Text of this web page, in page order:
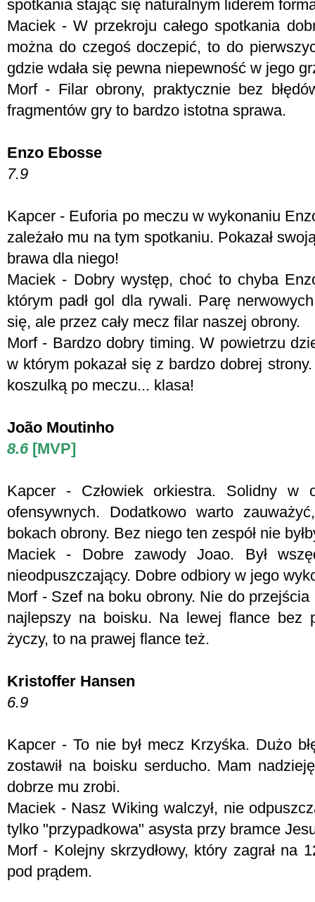
spotkania stając się naturalnym liderem
Maciek - W przekroju całego spotkania
można do czegoś doczepić, to do
gdzie wdała się pewna niepewność w jego
Morf - Filar obrony, praktycznie bez
fragmentów gry to bardzo istotna sprawa.
Enzo Ebosse
7.9
Kapcer - Euforia po meczu w wykonaniu
zależało mu na tym spotkaniu. Pokazał
brawa dla niego!
Maciek - Dobry występ, choć to chyba
którym padł gol dla rywali. Parę
się, ale przez cały mecz filar naszej obrony.
Morf - Bardzo dobry timing. W powietrzu
w którym pokazał się z bardzo dobrej
koszulką po meczu... klasa!
João Moutinho
8.6[MVP]
Kapcer - Człowiek orkiestra. Solidny w
ofensywnych. Dodatkowo warto
bokach obrony. Bez niego ten zespół nie
Maciek - Dobre zawody Joao. Był
nieodpuszczający. Dobre odbiory w jego
Morf - Szef na boku obrony. Nie do
najlepszy na boisku. Na lewej flance bez
życzy, to na prawej flance też.
Kristoffer Hansen
6.9
Kapcer - To nie był mecz Krzyśka. Dużo
zostawił na boisku serducho. Mam
dobrze mu zrobi.
Maciek - Nasz Wiking walczył, nie
tylko "przypadkowa" asysta przy bramce
Morf - Kolejny skrzydłowy, który zagrał na
pod prądem.